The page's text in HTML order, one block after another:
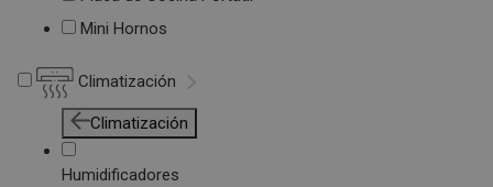
Mini Hornos
Climatización
Climatización
Humidificadores